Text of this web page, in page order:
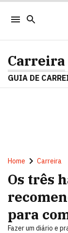
Carreira
GUIA DE
Home Carreira
Os três
para
Fazer um diário e